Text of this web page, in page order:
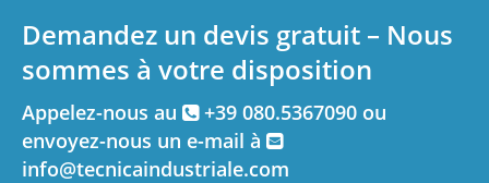
Demandez un devis gratuit – Nous
sommes à votre disposition
Appelez-nous au
+39 080.5367090 ou
envoyez-nous un e-mail à
info@tecnicaindustriale.com